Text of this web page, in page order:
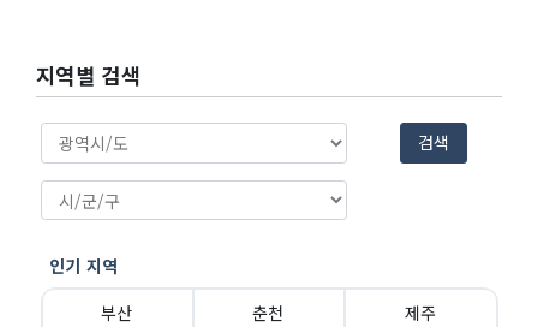
지역별 검색
검색
인기 지역
부산
춘천 제주